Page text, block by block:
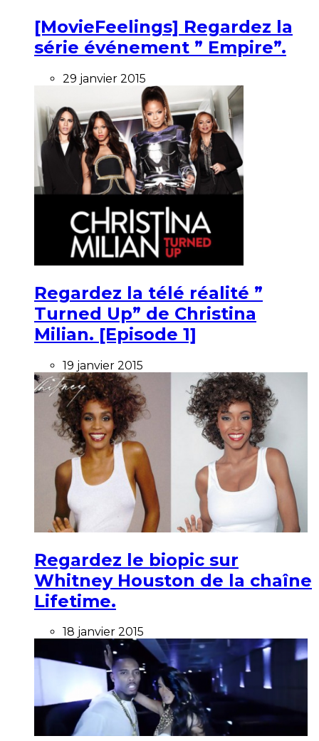
[MovieFeelings] Regardez la
série événement ” Empire”.
29 janvier 2015
Regardez la télé réalité ”
Turned Up” de Christina
Milian. [Episode 1]
19 janvier 2015
Regardez le biopic sur
Whitney Houston de la chaîne
Lifetime.
18 janvier 2015